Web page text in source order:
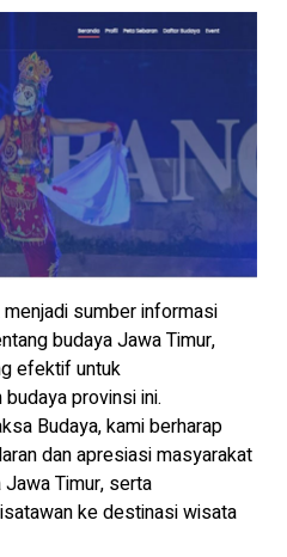
sumber informasi
budaya Jawa Timur,
efektif untuk
provinsi ini.
Budaya, kami berharap
dan apresiasi masyarakat
Timur, serta
ke destinasi wisata